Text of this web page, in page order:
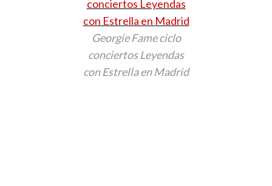
Georgie Fame ciclo
conciertos Leyendas
con Estrella en Madrid